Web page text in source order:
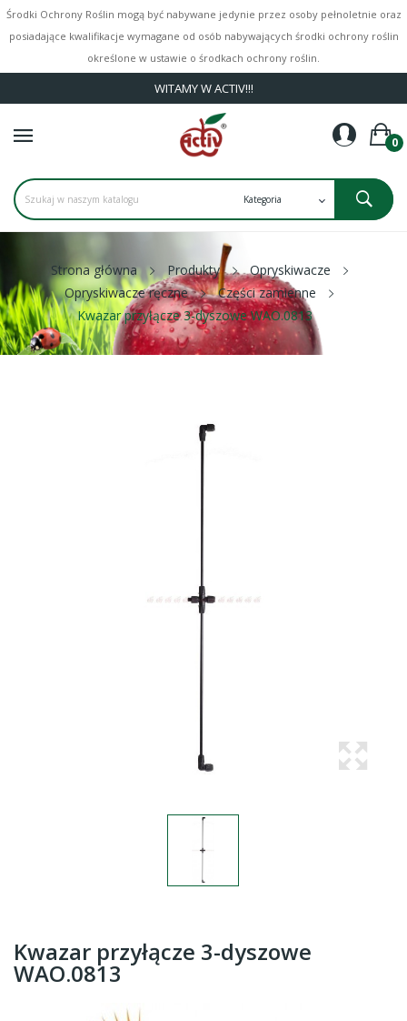
Środki Ochrony Roślin mogą być nabywane jedynie przez osoby pełnoletnie oraz
posiadające kwalifikacje wymagane od osób nabywających środki ochrony roślin
określone w ustawie o środkach ochrony roślin.
WITAMY W ACTIV!!!
0
Strona główna Produkty
Opryskiwacze
Opryskiwacze ręczne
Części zamienne
Kwazar przyłącze 3-dyszowe WAO.0813
Kwazar przyłącze 3-dyszowe
WAO.0813